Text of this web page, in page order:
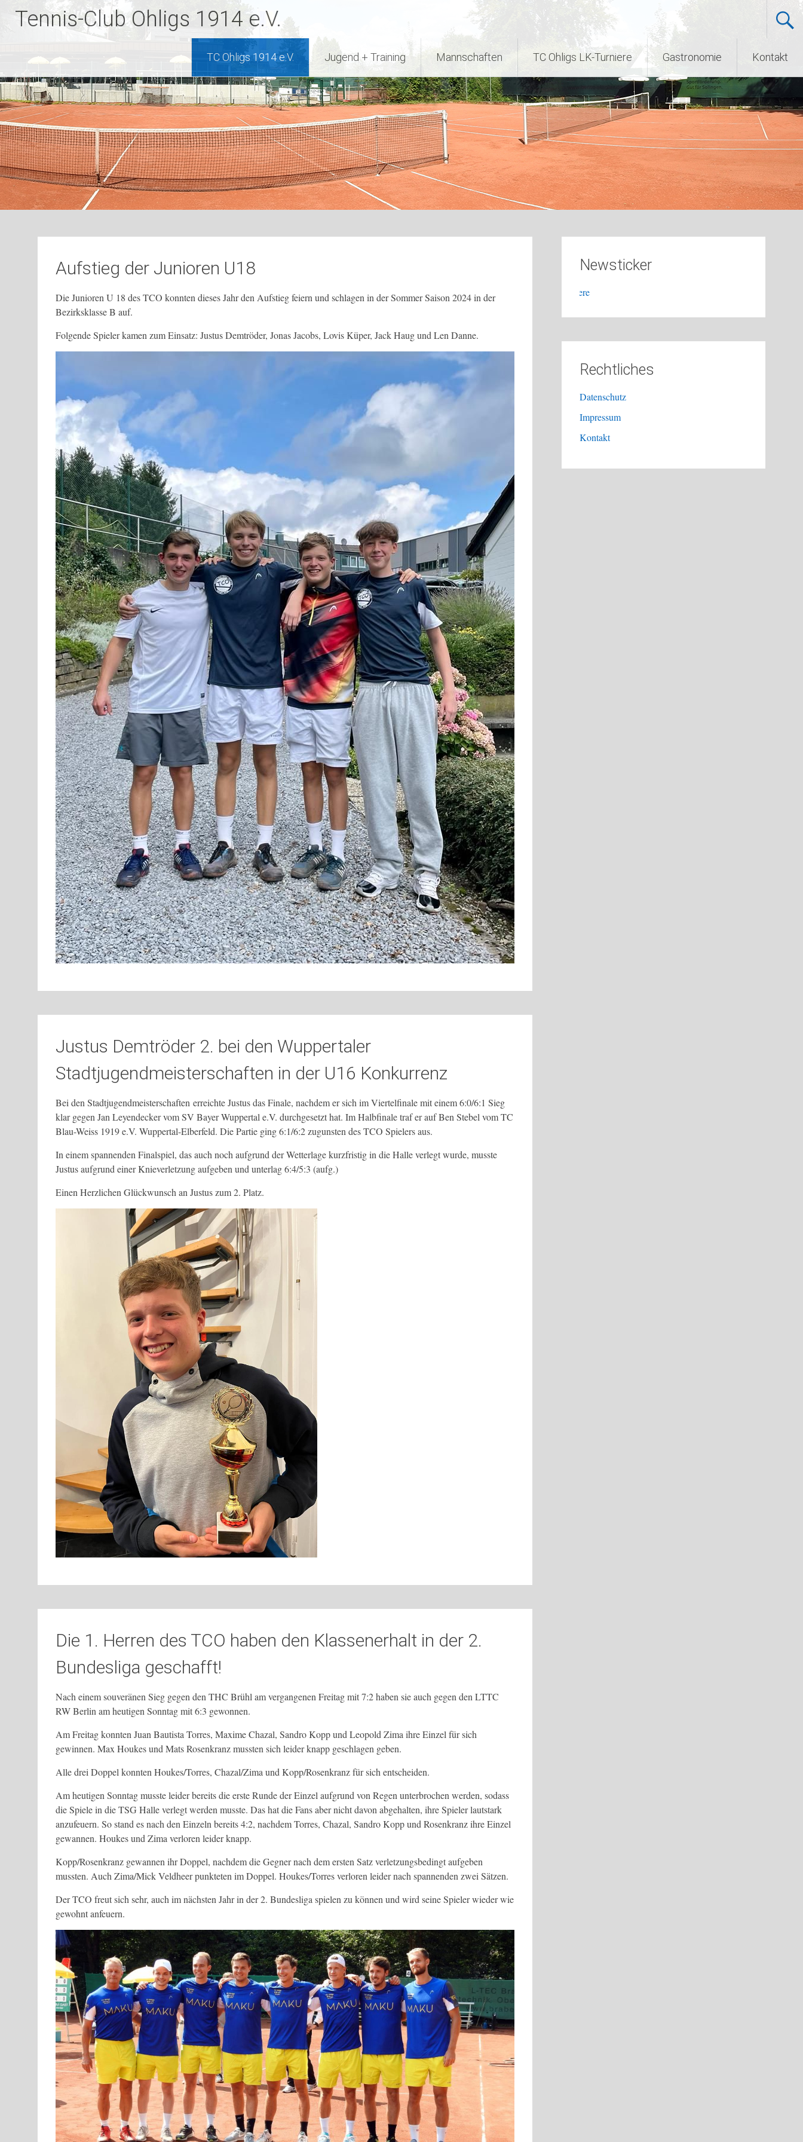
Tennis-Club Ohligs 1914 e.V.
TC Ohligs 1914 e.V. Jugend + Training Mannschaften TC Ohligs LK-Turniere Gastronomie Kontakt
Aufstieg der Junioren U18
Die Junioren U 18 des TCO konnten dieses Jahr den Aufstieg feiern und schlagen in der Sommer Saison 2024 in der
Bezirksklasse B auf.
Folgende Spieler kamen zum Einsatz: Justus Demtröder, Jonas Jacobs, Lovis Küper, Jack Haug und Len Danne.
Justus Demtröder 2. bei den Wuppertaler
Stadtjugendmeisterschaften in der U16 Konkurrenz
Bei den Stadtjugendmeisterschaften erreichte Justus das Finale, nachdem er sich im Viertelfinale mit einem 6:0/6:1 Sieg
klar gegen Jan Leyendecker vom SV Bayer Wuppertal e.V. durchgesetzt hat. Im Halbfinale traf er auf Ben Stebel vom TC
Blau-Weiss 1919 e.V. Wuppertal-Elberfeld. Die Partie ging 6:1/6:2 zugunsten des TCO Spielers aus.
In einem spannenden Finalspiel, das auch noch aufgrund der Wetterlage kurzfristig in die Halle verlegt wurde, musste
Justus aufgrund einer Knieverletzung aufgeben und unterlag 6:4/5:3 (aufg.)
Einen Herzlichen Glückwunsch an Justus zum 2. Platz.
Die 1. Herren des TCO haben den Klassenerhalt in der 2.
Bundesliga geschafft!
Nach einem souveränen Sieg gegen den THC Brühl am vergangenen Freitag mit 7:2 haben sie auch gegen den LTTC
RW Berlin am heutigen Sonntag mit 6:3 gewonnen.
Am Freitag konnten Juan Bautista Torres, Maxime Chazal, Sandro Kopp und Leopold Zima ihre Einzel für sich
gewinnen. Max Houkes und Mats Rosenkranz mussten sich leider knapp geschlagen geben.
Alle drei Doppel konnten Houkes/Torres, Chazal/Zima und Kopp/Rosenkranz für sich entscheiden.
Am heutigen Sonntag musste leider bereits die erste Runde der Einzel aufgrund von Regen unterbrochen werden, sodass
die Spiele in die TSG Halle verlegt werden musste. Das hat die Fans aber nicht davon abgehalten, ihre Spieler lautstark
anzufeuern. So stand es nach den Einzeln bereits 4:2, nachdem Torres, Chazal, Sandro Kopp und Rosenkranz ihre Einzel
gewannen. Houkes und Zima verloren leider knapp.
Kopp/Rosenkranz gewannen ihr Doppel, nachdem die Gegner nach dem ersten Satz verletzungsbedingt aufgeben
mussten. Auch Zima/Mick Veldheer punkteten im Doppel. Houkes/Torres verloren leider nach spannenden zwei Sätzen.
Der TCO freut sich sehr, auch im nächsten Jahr in der 2. Bundesliga spielen zu können und wird seine Spieler wieder wie
gewohnt anfeuern.
Newsticker
Rechtliches
Datenschutz
Impressum
Kontakt